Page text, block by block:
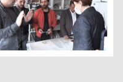
مرال آکشنر، رهبر حزب